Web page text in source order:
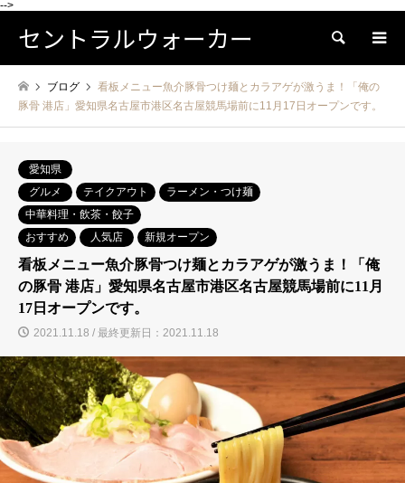
-->
セントラルウォーカー 検索
ブログ
看板メニュー魚介豚骨つけ麺とカラアゲが激うま！「俺の
豚骨 港店」愛知県名古屋市港区名古屋競馬場前に11月17日オープンです。
愛知県
グルメ
テイクアウト
ラーメン・つけ麺
中華料理・飲茶・餃子
おすすめ
人気店 新規オープン
看板メニュー魚介豚骨つけ麺とカラアゲが激うま！「俺
の豚骨 港店」愛知県名古屋市港区名古屋競馬場前に11月
17日オープンです。
2021.11.18 / 最終更新日：2021.11.18